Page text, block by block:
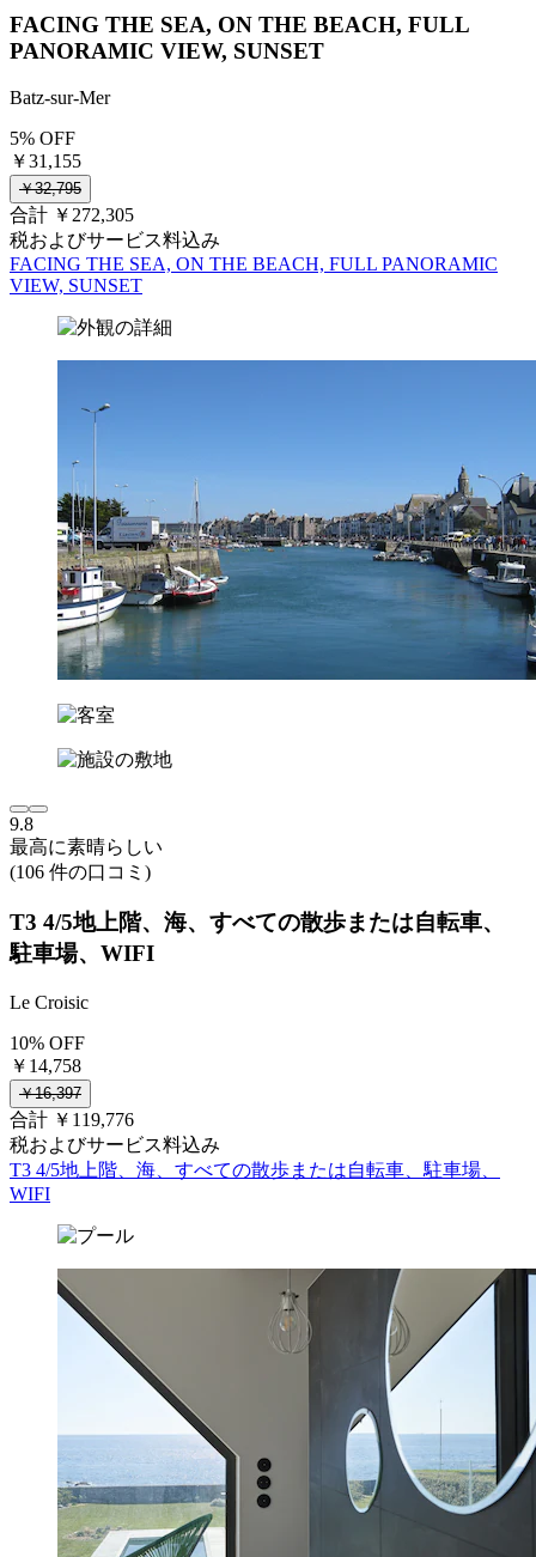
FACING THE SEA, ON THE BEACH, FULL
PANORAMIC VIEW, SUNSET
Batz-sur-Mer
5% OFF
￥31,155
￥32,795
合計 ￥272,305
税およびサービス料込み
FACING THE SEA, ON THE BEACH, FULL PANORAMIC
VIEW, SUNSET
9.8
最高に素晴らしい
(106 件の口コミ)
T3 4/5地上階、海、すべての散歩または自転車、
駐車場、WIFI
Le Croisic
10% OFF
￥14,758
￥16,397
合計 ￥119,776
税およびサービス料込み
T3 4/5地上階、海、すべての散歩または自転車、駐車場、
WIFI